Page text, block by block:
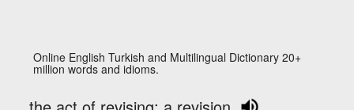
Online English Turkish and Multilingual Dictionary 20+
million words and idioms.